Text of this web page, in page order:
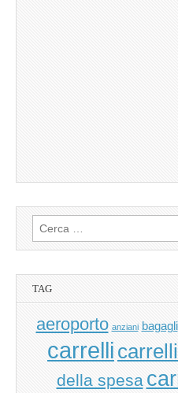
Ricerca
per:
TAG
aeroporto anziani bagagli
carrelli
della spesa